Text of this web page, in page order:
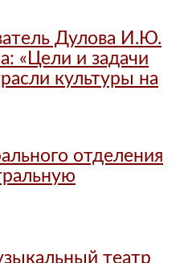
Дулова И.Ю.
«Цели и задачи
культуры на
отделения
театр